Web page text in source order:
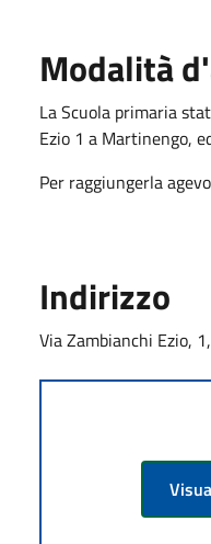
Modalità
La Scuola primaria
Ezio 1 a Martinengo,
Per raggiungerla
Indirizzo
Via Zambianchi Ezio,